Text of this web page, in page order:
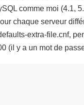
comme moi (4.1,
chaque serveur
extra-file.cnf,
(il y a un mot de